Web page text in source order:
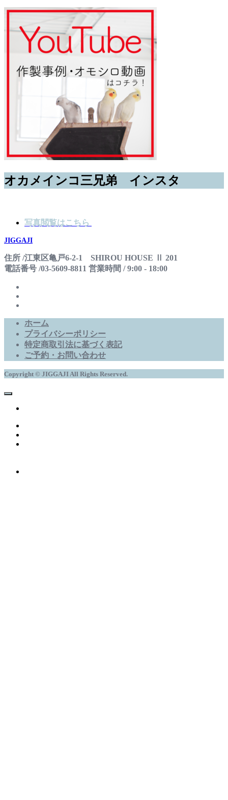
オカメインコ三兄弟 インスタ
写真閲覧はこちら
JIGGAJI
住所 /江東区亀戸6-2-1 SHIROU HOUSE Ⅱ 201
電話番号 /03-5609-8811 営業時間 / 9:00 - 18:00
ホーム
プライバシーポリシー
特定商取引法に基づく表記
ご予約・お問い合わせ
Copyright © JIGGAJI All Rights Reserved.